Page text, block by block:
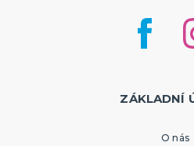
ZÁKLADNÍ
O nás